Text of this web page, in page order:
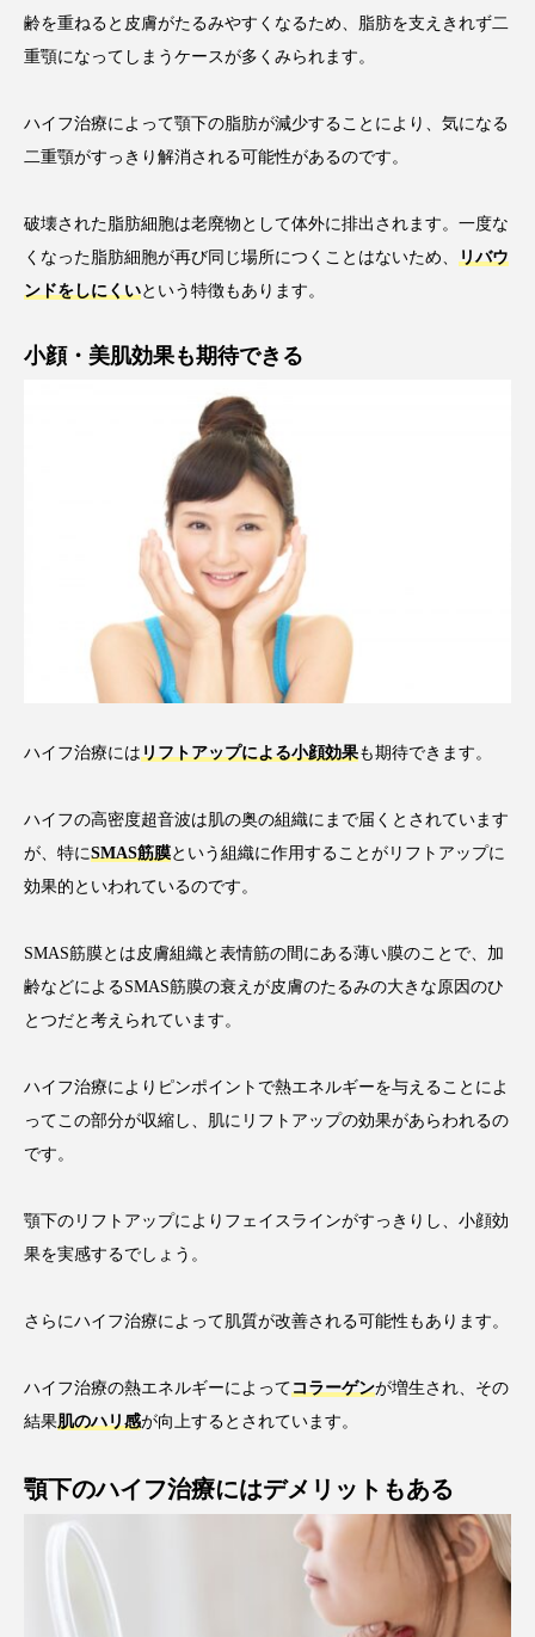
齢を重ねると皮膚がたるみやすくなるため、脂肪を支えきれず二
重顎になってしまうケースが多くみられます。
ハイフ治療によって顎下の脂肪が減少することにより、気になる
二重顎がすっきり解消される可能性があるのです。
破壊された脂肪細胞は老廃物として体外に排出されます。一度な
くなった脂肪細胞が再び同じ場所につくことはないため、
リバウ
ンドをしにくいという特徴もあります。
小顔・美肌効果も期待できる
ハイフ治療にはリフトアップによる小顔効果も期待できます。
ハイフの高密度超音波は肌の奥の組織にまで届くとされています
が、特にSMAS筋膜という組織に作用することがリフトアップに
効果的といわれているのです。
SMAS筋膜とは皮膚組織と表情筋の間にある薄い膜のことで、加
齢などによるSMAS筋膜の衰えが皮膚のたるみの大きな原因のひ
とつだと考えられています。
ハイフ治療によりピンポイントで熱エネルギーを与えることによ
ってこの部分が収縮し、肌にリフトアップの効果があらわれるの
です。
顎下のリフトアップによりフェイスラインがすっきりし、小顔効
果を実感するでしょう。
さらにハイフ治療によって肌質が改善される可能性もあります。
ハイフ治療の熱エネルギーによってコラーゲンが増生され、その
結果肌のハリ感が向上するとされています。
顎下のハイフ治療にはデメリットもある